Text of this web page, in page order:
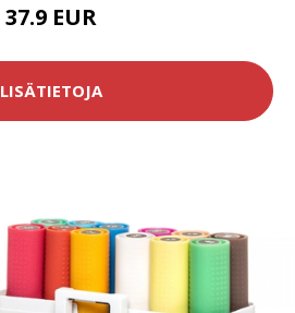
37.9 EUR
LISÄTIETOJA